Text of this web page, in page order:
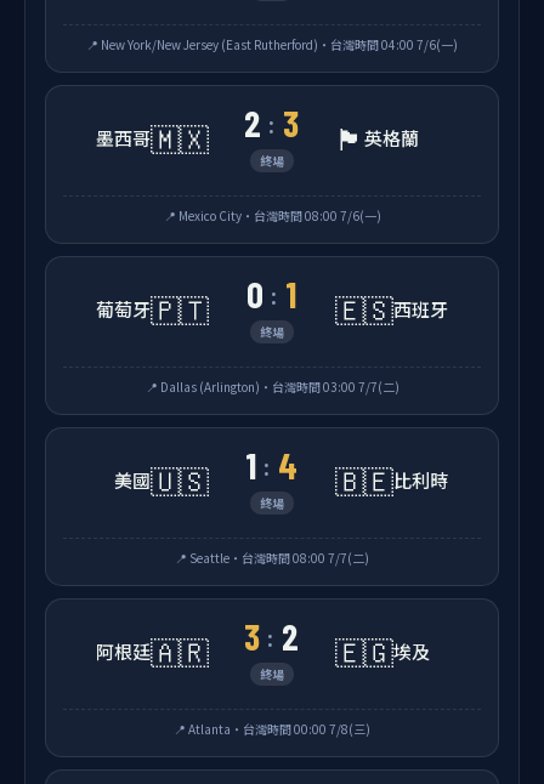
📍 New York/New Jersey (East Rutherford)・台灣時間 04:00 7/6(一)
墨西哥🇲🇽 2 : 3
終場
🏴󠁧󠁢󠁥󠁮󠁧󠁿 英格蘭
📍 Mexico City・台灣時間 08:00 7/6(一)
葡萄牙🇵🇹 0 : 1
終場
🇪🇸西班牙
📍 Dallas (Arlington)・台灣時間 03:00 7/7(二)
美國🇺🇸 1 : 4
終場
🇧🇪比利時
📍 Seattle・台灣時間 08:00 7/7(二)
阿根廷🇦🇷 3 : 2
終場
🇪🇬埃及
📍 Atlanta・台灣時間 00:00 7/8(三)